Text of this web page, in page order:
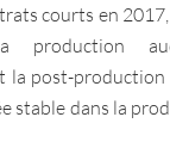
courts en
production
la post-production
stable dans la